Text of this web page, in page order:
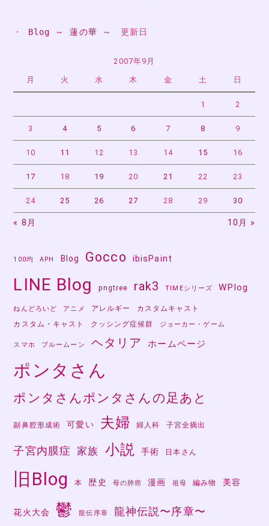
・ Blog ～ 蓮の華 ～ 更新日
2007年9月
月 火 水 木 金 土 日
1 2
3 4 5 6 7 8 9
10 11 12 13 14 15 16
17 18 19 20 21 22 23
24 25 26 27 28 29 30
« 8月 10月 »
100均 APH Blog Gocco ibisPaint
LINE Blog pngtree rak3 TIMEシリーズ WPlog
ねんどろいど アニメ アレルギー
カスタムキャスト
カスタム・キャスト
クッシング症候群 ジョーカー・ゲーム
スマホ ブルームーン ヘタリア ホームページ
ポンタさん
ポンタさんポンタさんの足あと
副鼻腔形成術 可愛い 夫婦 婦人科 子宮全摘出
子宮内膜症 家族 小説 手術 日本さん
旧Blog 本 歴史 母の肺癌 漫画 祖母 編み物 美容
花火大会 鬱 龍伝序章 龍神伝説〜序章〜